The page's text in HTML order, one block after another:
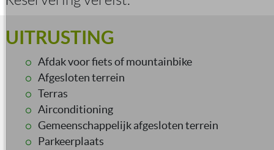
UITRUSTING
Afdak voor fiets of mountainbike
Afgesloten terrein
Terras
Airconditioning
Gemeenschappelijk afgesloten terrein
Parkeerplaats